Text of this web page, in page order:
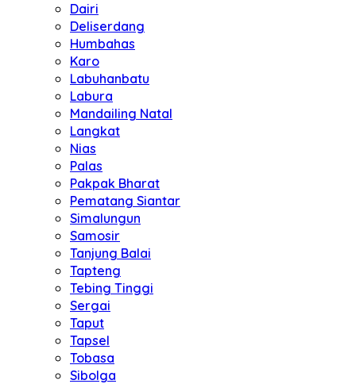
Dairi
Deliserdang
Humbahas
Karo
Labuhanbatu
Labura
Mandailing Natal
Langkat
Nias
Palas
Pakpak Bharat
Pematang Siantar
Simalungun
Samosir
Tanjung Balai
Tapteng
Tebing Tinggi
Sergai
Taput
Tapsel
Tobasa
Sibolga